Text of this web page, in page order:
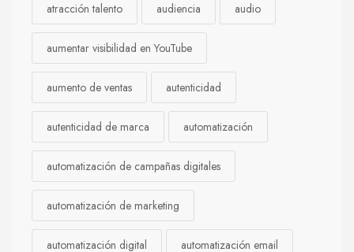
atracción talento audiencia audio
aumentar visibilidad en YouTube
aumento de ventas autenticidad
autenticidad de marca automatización
automatización de campañas digitales
automatización de marketing
automatización digital automatización email